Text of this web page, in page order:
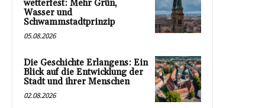
wetterfest: Mehr Grün,
Wasser und
Schwammstadtprinzip
05.08.2026
Die Geschichte Erlangens: Ein
Blick auf die Entwicklung der
Stadt und ihrer Menschen
02.08.2026